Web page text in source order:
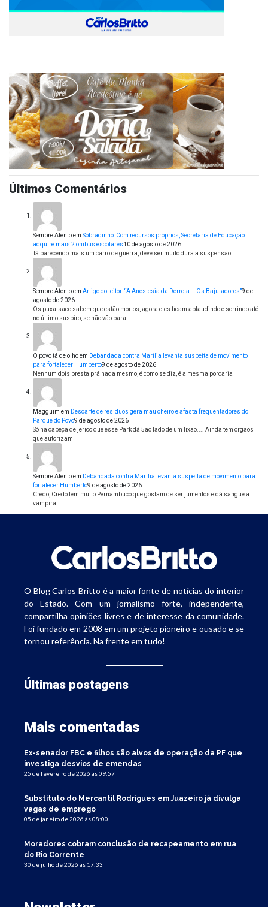
Últimos Comentários
Sempre Atentoem Sobradinho: Com recursos próprios, Secretaria de Educação
adquire mais 2 ônibus escolares10 de agosto de 2026
Tá parecendo mais um carro de guerra, deve ser muito dura a suspensão.
Sempre Atentoem Artigo do leitor: “A Anestesia da Derrota – Os Bajuladores”9 de
agosto de 2026
Os puxa-saco sabem que estão mortos, agora eles ficam aplaudindo e sorrindo até
no último suspiro, se não vão para…
O povo tá de olhoem Debandada contra Marília levanta suspeita de movimento
para fortalecer Humberto9 de agosto de 2026
Nenhum dois presta prá nada mesmo, é como se diz, é a mesma porcaria
Magguim em Descarte de resíduos gera mau cheiro e afasta frequentadores do
Parque do Povo9 de agosto de 2026
Só na cabeça de jerico que esse Park dá 5ao lado de um lixão.... Ainda tem órgãos
que autorizam
Sempre Atentoem Debandada contra Marília levanta suspeita de movimento para
fortalecer Humberto9 de agosto de 2026
Credo, Credo tem muito Pernambuco que gostam de ser jumentos e dá sangue a
vampira.
O Blog Carlos Britto é a maior fonte de notícias do interior
do Estado. Com um jornalismo forte, independente,
compartilha opiniões livres e de interesse da comunidade.
Foi fundado em 2008 em um projeto pioneiro e ousado e se
tornou referência. Na frente em tudo!
Últimas postagens
Mais comentadas
Ex-senador FBC e filhos são alvos de operação da PF que
investiga desvios de emendas
25 de fevereiro de 2026 às 09:57
Substituto do Mercantil Rodrigues em Juazeiro já divulga
vagas de emprego
05 de janeiro de 2026 às 08:00
Moradores cobram conclusão de recapeamento em rua
do Rio Corrente
30 de julho de 2026 às 17:33